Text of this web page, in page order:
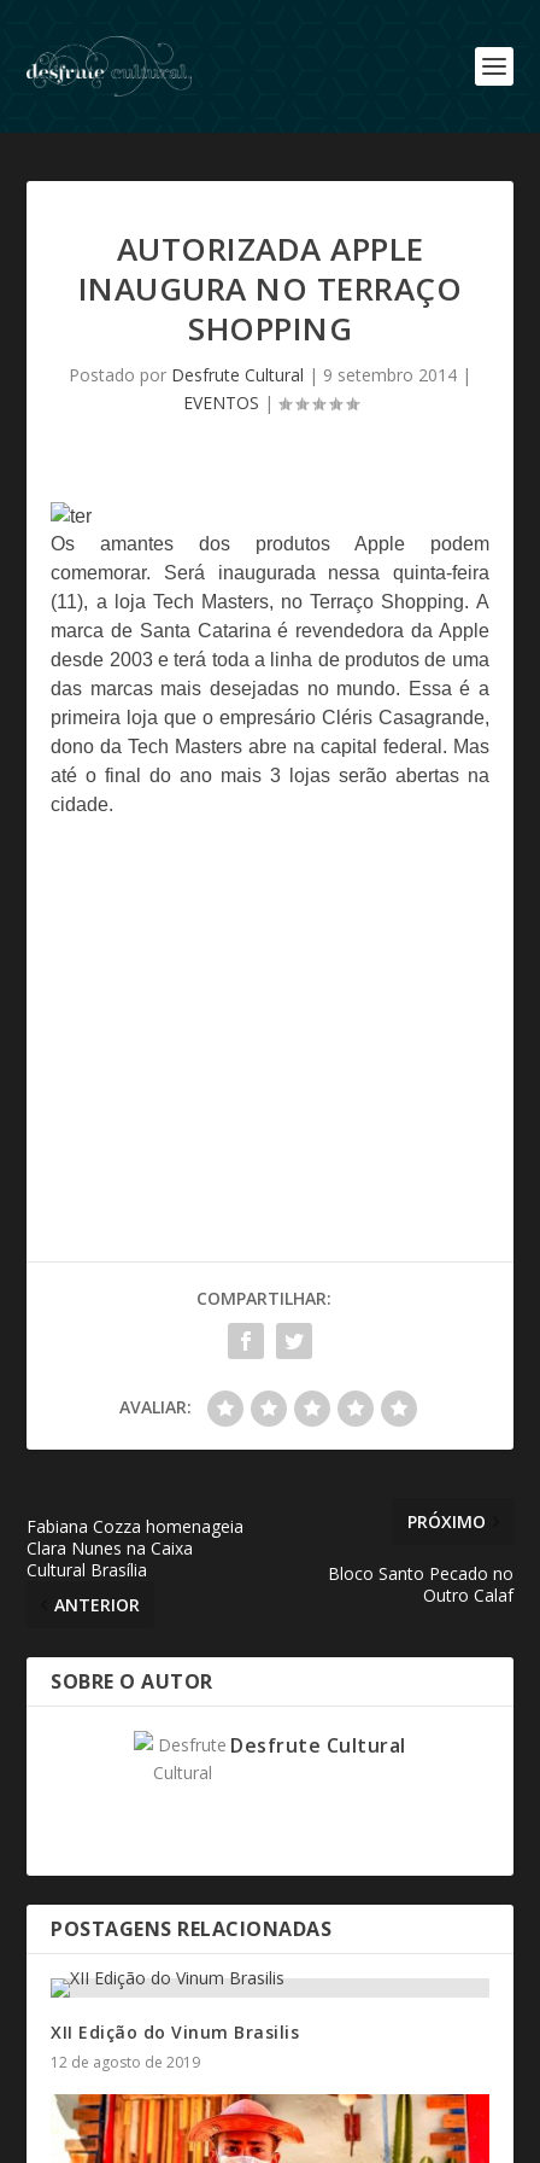
AUTORIZADA APPLE
INAUGURA NO TERRAÇO
SHOPPING
Postado por Desfrute Cultural | 9 setembro 2014 |
EVENTOS |
Os amantes dos produtos Apple podem
comemorar. Será inaugurada nessa quinta-feira
(11), a loja Tech Masters, no Terraço Shopping. A
marca de Santa Catarina é revendedora da Apple
desde 2003 e terá toda a linha de produtos de uma
das marcas mais desejadas no mundo. Essa é a
primeira loja que o empresário Cléris Casagrande,
dono da Tech Masters abre na capital federal. Mas
até o final do ano mais 3 lojas serão abertas na
cidade.
COMPARTILHAR:
AVALIAR:
Fabiana Cozza homenageia
Clara Nunes na Caixa
Cultural Brasília
ANTERIOR
PRÓXIMO
Bloco Santo Pecado no
Outro Calaf
SOBRE O AUTOR
Desfrute Cultural
POSTAGENS RELACIONADAS
XII Edição do Vinum Brasilis
12 de agosto de 2019